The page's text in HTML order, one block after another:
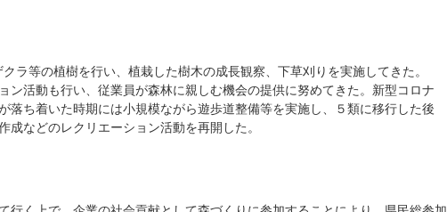
等の植樹を行い、植栽した樹木の成長観察、下草刈りを実施してきた。
活動も行い、従業員が森林に親しむ機会の提供に努めてきた。新型コロナ
ち着いた時期には小規模ながら遊歩道整備等を実施し、５類に移行した後
などのレクリエーション活動を再開した。